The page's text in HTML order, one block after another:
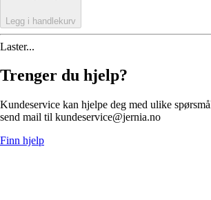
Legg i handlekurv
Laster...
Trenger du hjelp?
Kundeservice kan hjelpe deg med ulike
send mail til kundeservice@jernia.no
Finn hjelp